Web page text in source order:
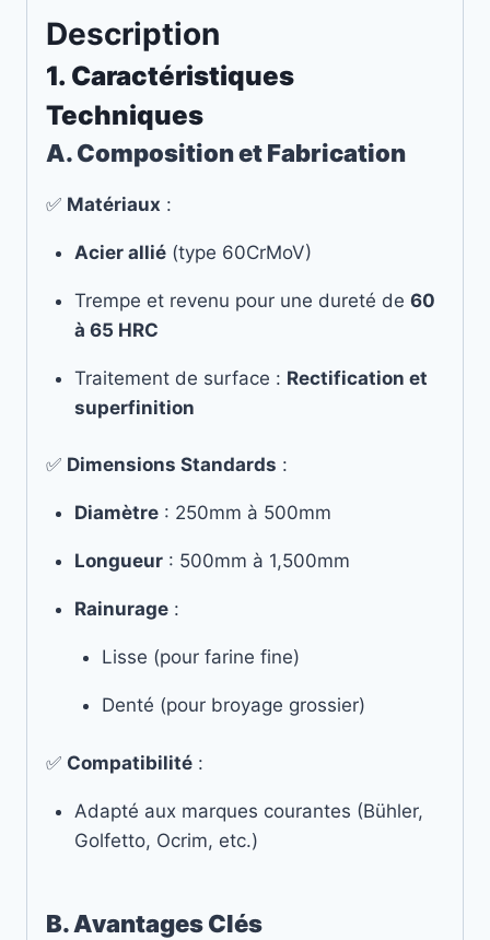
Description
1. Caractéristiques
Techniques
A. Composition et Fabrication
✅ Matériaux :
Acier allié(type 60CrMoV)
Trempe et revenu pour une dureté de 60
à 65 HRC
Traitement de surface : Rectification et
superfinition
✅ Dimensions Standards :
Diamètre: 250mm à 500mm
Longueur: 500mm à 1,500mm
Rainurage:
Lisse (pour farine fine)
Denté (pour broyage grossier)
✅ Compatibilité :
Adapté aux marques courantes (Bühler,
Golfetto, Ocrim, etc.)
B. Avantages Clés